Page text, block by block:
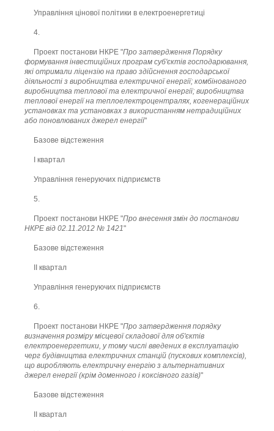
Управління цінової політики в електроенергетиці
4.
Проект постанови НКРЕ "Про затвердження Порядку
формування інвестиційних програм суб'єктів господарювання,
які отримали ліцензію на право здійснення господарської
діяльності з виробництва електричної енергії; комбінованого
виробництва теплової та електричної енергії; виробництва
теплової енергії на теплоелектроцентралях, когенераційних
установках та установках з використанням нетрадиційних
або поновлюваних джерел енергії"
Базове відстеження
І квартал
Управління генеруючих підприємств
5.
Проект постанови НКРЕ "Про внесення змін до постанови
НКРЕ від 02.11.2012 № 1421"
Базове відстеження
ІІ квартал
Управління генеруючих підприємств
6.
Проект постанови НКРЕ "Про затвердження порядку
визначення розміру місцевої складової для об'єктів
електроенергетики, у тому числі введених в експлуатацію
черг будівництва електричних станцій (пускових комплексів),
що виробляють електричну енергію з альтернативних
джерел енергії (крім доменного і коксівного газів)"
Базове відстеження
ІІ квартал